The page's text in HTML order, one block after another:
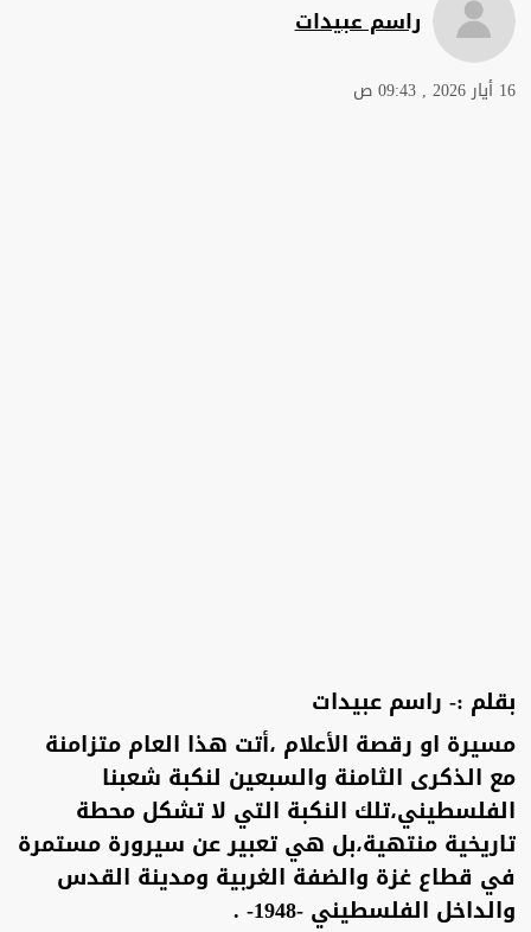
راسم عبيدات
16 أيار 2026 , 09:43 ص
بقلم :- راسم عبيدات
مسيرة او رقصة الأعلام ،أتت هذا العام متزامنة
مع الذكرى الثامنة والسبعين لنكبة شعبنا
الفلسطيني،تلك النكبة التي لا تشكل محطة
تاريخية منتهية،بل هي تعبير عن سيرورة مستمرة
في قطاع غزة والضفة الغربية ومدينة القدس
والداخل الفلسطيني -1948- .